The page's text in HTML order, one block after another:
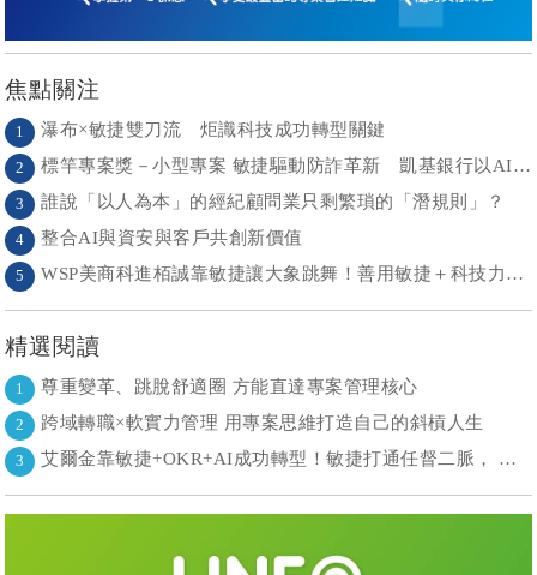
焦點關注
1 瀑布×敏捷雙刀流 炬識科技成功轉型關鍵
2 標竿專案獎－小型專案 敏捷驅動防詐革新 凱基銀行以AI打造金融防護網
3 誰說「以人為本」的經紀顧問業只剩繁瑣的「潛規則」？
4 整合AI與資安與客戶共創新價值
5 WSP美商科進栢誠靠敏捷讓大象跳舞！善用敏捷＋科技力， 大型工程也能快速迭代
精選閱讀
1 尊重變革、跳脫舒適圈 方能直達專案管理核心
2 跨域轉職×軟實力管理 用專案思維打造自己的斜槓人生
3 艾爾金靠敏捷+OKR+AI成功轉型！敏捷打通任督二脈， 避免文化與流程「卡卡」導致溝通無效